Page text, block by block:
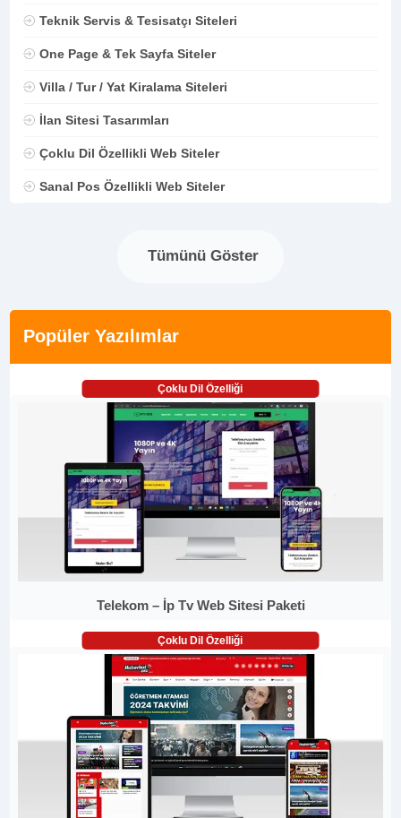
Teknik Servis & Tesisatçı Siteleri
One Page & Tek Sayfa Siteler
Villa / Tur / Yat Kiralama Siteleri
İlan Sitesi Tasarımları
Çoklu Dil Özellikli Web Siteler
Sanal Pos Özellikli Web Siteler
Tümünü Göster
Popüler Yazılımlar
Çoklu Dil Özelliği
Telekom – İp Tv Web Sitesi Paketi
Çoklu Dil Özelliği